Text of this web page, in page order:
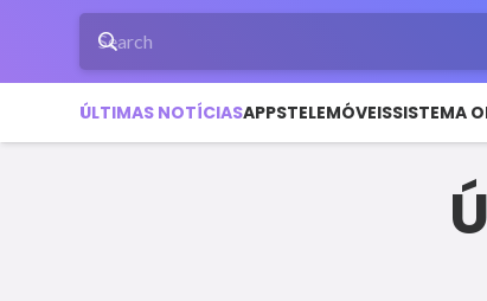
ÚLTIMAS NOTÍCIASAPPSTELEMÓVEISSISTEMA